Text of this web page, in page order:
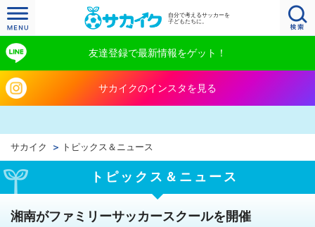
自分で考えるサッカーを
子どもたちに。
友達登録で最新情報をゲット！
サカイクのインスタを見る
サカイク トピックス＆ニュース
トピックス＆ニュース
湘南がファミリーサッカースクールを開催